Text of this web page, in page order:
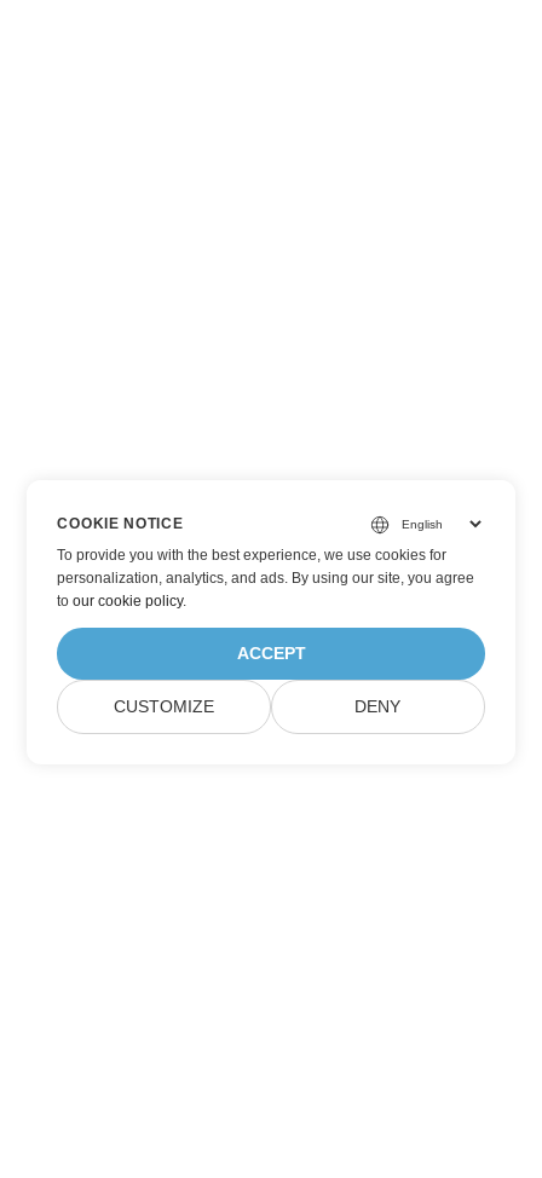
COOKIE NOTICE
To provide you with the best experience, we use cookies for
personalization, analytics, and ads. By using our site, you agree
toour cookie policy.
ACCEPT
CUSTOMIZE DENY